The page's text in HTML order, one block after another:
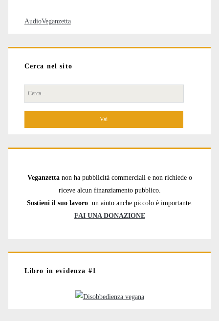
AudioVeganzetta
Cerca nel sito
Cerca
per:
Veganzetta non ha pubblicità commerciali e non richiede o
riceve alcun finanziamento pubblico.
Sostieni il suo lavoro: un aiuto anche piccolo è importante.
FAI UNA DONAZIONE
Libro in evidenza #1